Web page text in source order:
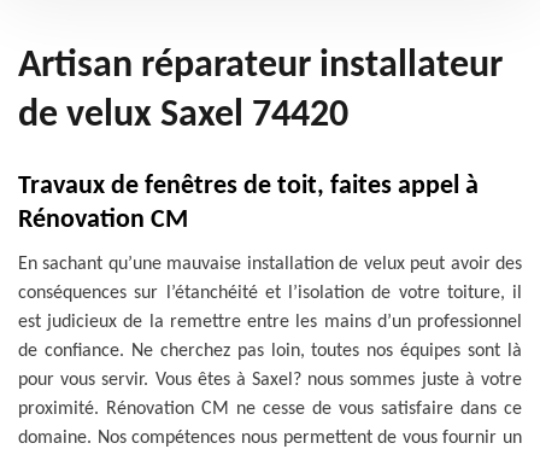
Artisan réparateur installateur
de velux Saxel 74420
Travaux de fenêtres de toit, faites appel à
Rénovation CM
En sachant qu’une mauvaise installation de velux peut avoir des
conséquences sur l’étanchéité et l’isolation de votre toiture, il
est judicieux de la remettre entre les mains d’un professionnel
de confiance. Ne cherchez pas loin, toutes nos équipes sont là
pour vous servir. Vous êtes à Saxel? nous sommes juste à votre
proximité. Rénovation CM ne cesse de vous satisfaire dans ce
domaine. Nos compétences nous permettent de vous fournir un